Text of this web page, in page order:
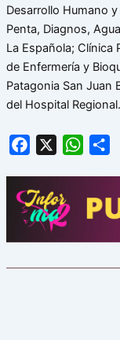
Desarrollo Humano
Penta, Diagnos,
La Española; Clínica
de Enfermería y
Patagonia San Juan
del Hospital Regional.
Facebook